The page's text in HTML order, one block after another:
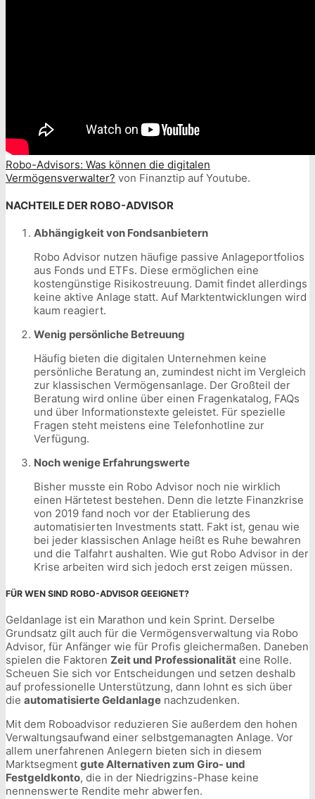
Robo-Advisors: Was können die digitalen
Vermögensverwalter? von Finanztip auf Youtube.
NACHTEILE DER ROBO-ADVISOR
Abhängigkeit von Fondsanbietern
Robo Advisor nutzen häufige passive Anlageportfolios
aus Fonds und ETFs. Diese ermöglichen eine
kostengünstige Risikostreuung. Damit findet allerdings
keine aktive Anlage statt. Auf Marktentwicklungen wird
kaum reagiert.
Wenig persönliche Betreuung
Häufig bieten die digitalen Unternehmen keine
persönliche Beratung an, zumindest nicht im Vergleich
zur klassischen Vermögensanlage. Der Großteil der
Beratung wird online über einen Fragenkatalog, FAQs
und über Informationstexte geleistet. Für spezielle
Fragen steht meistens eine Telefonhotline zur
Verfügung.
Noch wenige Erfahrungswerte
Bisher musste ein Robo Advisor noch nie wirklich
einen Härtetest bestehen. Denn die letzte Finanzkrise
von 2019 fand noch vor der Etablierung des
automatisierten Investments statt. Fakt ist, genau wie
bei jeder klassischen Anlage heißt es Ruhe bewahren
und die Talfahrt aushalten. Wie gut Robo Advisor in der
Krise arbeiten wird sich jedoch erst zeigen müssen.
FÜR WEN SIND ROBO-ADVISOR GEEIGNET?
Geldanlage ist ein Marathon und kein Sprint. Derselbe
Grundsatz gilt auch für die Vermögensverwaltung via Robo
Advisor, für Anfänger wie für Profis gleichermaßen. Daneben
spielen die Faktoren Zeit und Professionalität eine Rolle.
Scheuen Sie sich vor Entscheidungen und setzen deshalb
auf professionelle Unterstützung, dann lohnt es sich über
die automatisierte Geldanlage nachzudenken.
Mit dem Roboadvisor reduzieren Sie außerdem den hohen
Verwaltungsaufwand einer selbstgemanagten Anlage. Vor
allem unerfahrenen Anlegern bieten sich in diesem
Marktsegment gute Alternativen zum Giro- und
Festgeldkonto, die in der Niedrigzins-Phase keine
nennenswerte Rendite mehr abwerfen.